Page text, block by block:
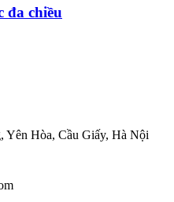
đa chiều
Yên Hòa, Cầu Giấy, Hà Nội